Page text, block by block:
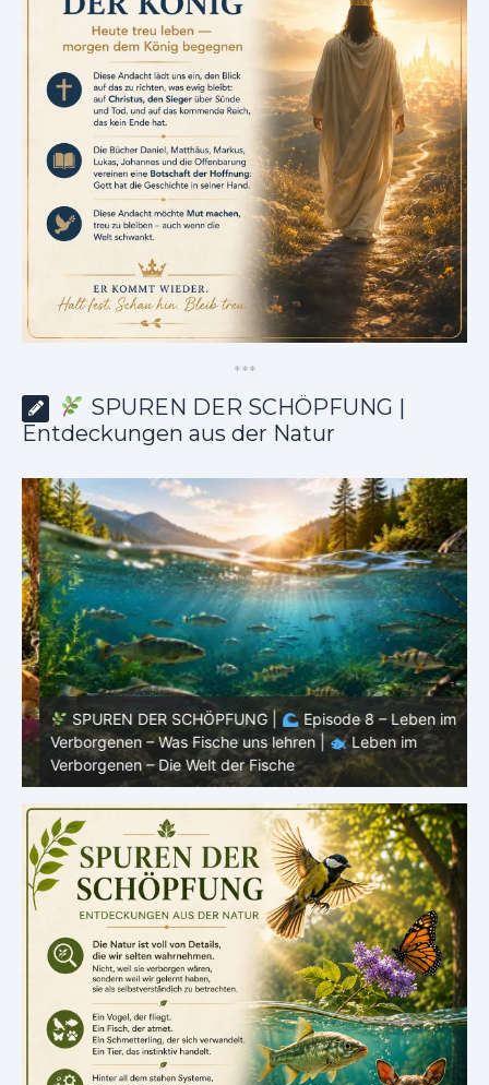
***
SPUREN DER SCHÖPFUNG |
Entdeckungen aus der Natur
SPUREN DER SCHÖPFUNG |
Episode 8 – Leben im
Verborgenen – Was Fische uns lehren |
Leben im
Verborgenen – Die Welt der Fische